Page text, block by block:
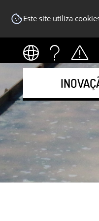
Este site utiliza